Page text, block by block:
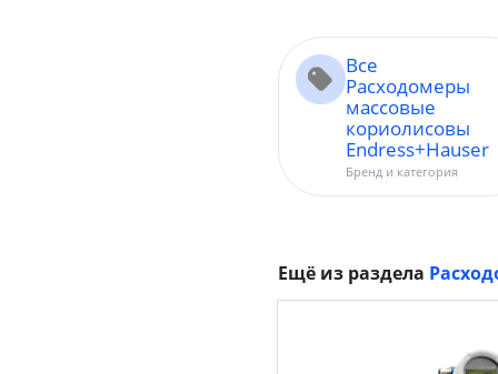
Все
Расходомеры
массовые
кориолисовы
Endress+Hauser
Бренд и категория
Ещё из раздела